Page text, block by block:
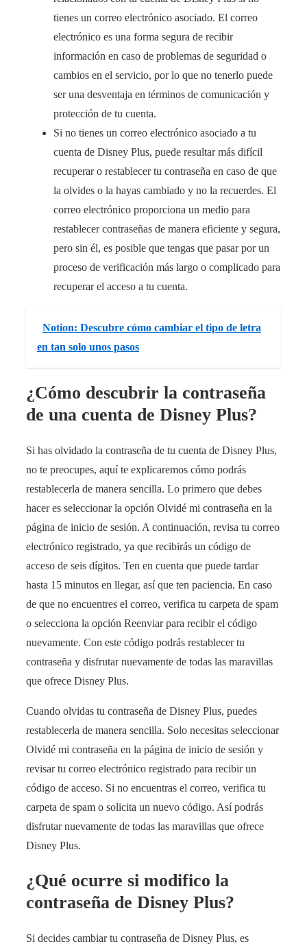
tienes un correo electrónico asociado. El correo
electrónico es una forma segura de recibir
información en caso de problemas de seguridad o
cambios en el servicio, por lo que no tenerlo puede
ser una desventaja en términos de comunicación y
protección de tu cuenta.
Si no tienes un correo electrónico asociado a tu
cuenta de Disney Plus, puede resultar más difícil
recuperar o restablecer tu contraseña en caso de que
la olvides o la hayas cambiado y no la recuerdes. El
correo electrónico proporciona un medio para
restablecer contraseñas de manera eficiente y segura,
pero sin él, es posible que tengas que pasar por un
proceso de verificación más largo o complicado para
recuperar el acceso a tu cuenta.
Notion: Descubre cómo cambiar el tipo de letra
en tan solo unos pasos
¿Cómo descubrir la contraseña
de una cuenta de Disney Plus?
Si has olvidado la contraseña de tu cuenta de Disney Plus,
no te preocupes, aquí te explicaremos cómo podrás
restablecerla de manera sencilla. Lo primero que debes
hacer es seleccionar la opción Olvidé mi contraseña en la
página de inicio de sesión. A continuación, revisa tu correo
electrónico registrado, ya que recibirás un código de
acceso de seis dígitos. Ten en cuenta que puede tardar
hasta 15 minutos en llegar, así que ten paciencia. En caso
de que no encuentres el correo, verifica tu carpeta de spam
o selecciona la opción Reenviar para recibir el código
nuevamente. Con este código podrás restablecer tu
contraseña y disfrutar nuevamente de todas las maravillas
que ofrece Disney Plus.
Cuando olvidas tu contraseña de Disney Plus, puedes
restablecerla de manera sencilla. Solo necesitas seleccionar
Olvidé mi contraseña en la página de inicio de sesión y
revisar tu correo electrónico registrado para recibir un
código de acceso. Si no encuentras el correo, verifica tu
carpeta de spam o solicita un nuevo código. Así podrás
disfrutar nuevamente de todas las maravillas que ofrece
Disney Plus.
¿Qué ocurre si modifico la
contraseña de Disney Plus?
Si decides cambiar tu contraseña de Disney Plus, es